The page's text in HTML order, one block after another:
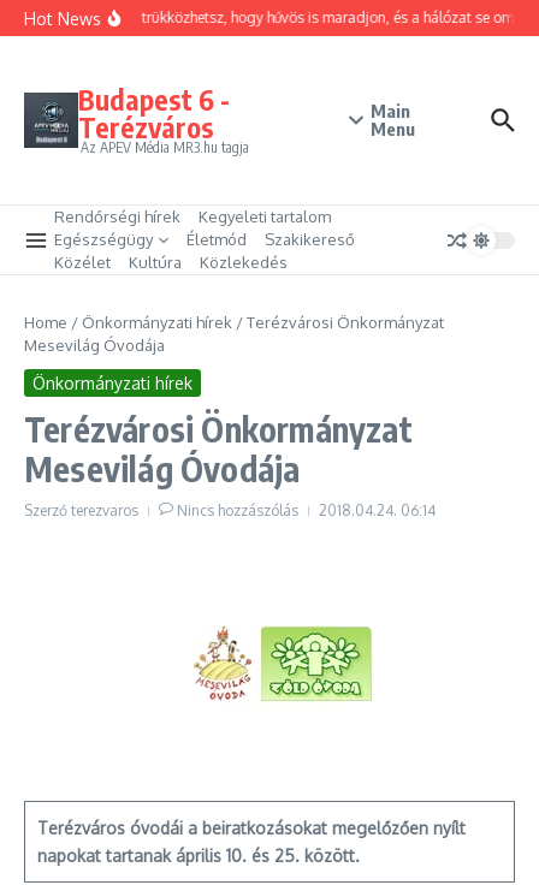
Ugrás a tartalomhoz
Hot NewsHogyan trükközhetsz, hogy hűvös is maradjon, és a hálózat se
Budapest 6 -
Terézváros
Az APEV Média MR3.hu tagja
Main
Menu
Rendőrségi hírek
Kegyeleti tartalom
Egészségügy
Életmód
Szakikereső
Közélet
Kultúra Közlekedés
Home / Önkormányzati hírek /Terézvárosi Önkormányzat
Mesevilág Óvodája
Önkormányzati hírek
Terézvárosi Önkormányzat
Mesevilág Óvodája
Szerző terezvaros Nincs hozzászólás 2018.04.24. 06:14
Terézváros óvodái a beiratkozásokat megelőzően nyílt
napokat tartanak április 10. és 25. között.